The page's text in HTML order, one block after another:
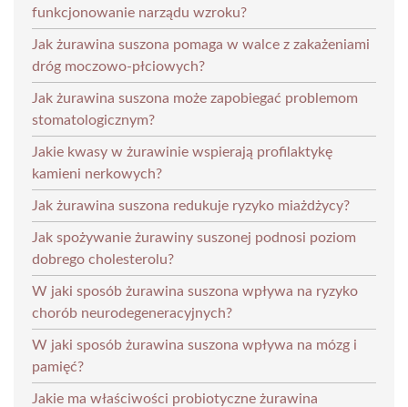
funkcjonowanie narządu wzroku?
Jak żurawina suszona pomaga w walce z zakażeniami
dróg moczowo-płciowych?
Jak żurawina suszona może zapobiegać problemom
stomatologicznym?
Jakie kwasy w żurawinie wspierają profilaktykę
kamieni nerkowych?
Jak żurawina suszona redukuje ryzyko miażdżycy?
Jak spożywanie żurawiny suszonej podnosi poziom
dobrego cholesterolu?
W jaki sposób żurawina suszona wpływa na ryzyko
chorób neurodegeneracyjnych?
W jaki sposób żurawina suszona wpływa na mózg i
pamięć?
Jakie ma właściwości probiotyczne żurawina